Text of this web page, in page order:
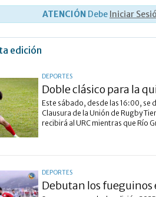
ATENCIÓN Debe Iniciar
edición
DEPORTES
Doble clásico para la
Este sábado, desde las 16:00, se
Clausura de la Unión de Rugby
recibirá al URC mientras que Río
DEPORTES
Debutan los